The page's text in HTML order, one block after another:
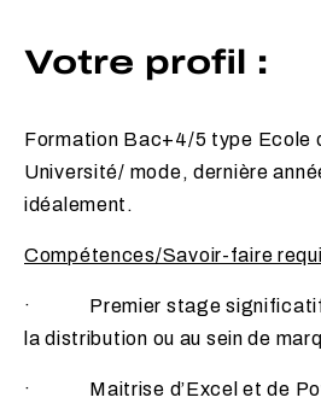
Votre profil :
Formation Bac+4/5 type Ecole
Université/ mode, dernière
idéalement.
Compétences/Savoir-faire
· Premier stage significatif
la distribution ou au sein de
· Maitrise d’Excel et de